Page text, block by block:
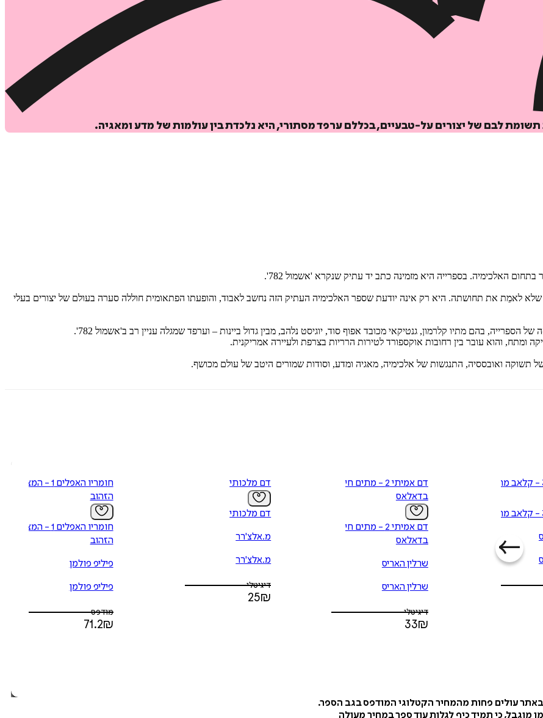
₪32 מחיר קודם: ₪42
לבם של יצורים על-טבעיים, בכללם ערפד מסתורי, היא נלכדת בין עולמות של מדע ומאגיה.
האלכימיה. בספרייה היא מזמינה כתב יד עתיק שנקרא 'אשמול 782'.
לאמֵת את תחושתה. היא רק אינה יודעת שספר האלכימיה העתיק הזה נחשב לאבוד, והופעתו הפתאומית חוללה סערה בעולם של יצורים בעלי
בהם מתיו קלרמון, גנטיקאי מכובד אפוף סוד, יוגיסט נלהב, מבין גדול ביינות – וערפד שמגלה עניין רב ב'אשמול 782'.
ומתח, והוא עובר בין רחובות אוקספורד לטירות הרריות בצרפת ולעיירה אמריקנית.
תשוקה ואובססיה, התנגשות של אלכימיה, מאגיה ומדע, וסודות שמורים היטב של עולם מכושף.
דם אמיתי 2 - מתים חיים
בדאלאס
דם אמיתי 2 - מתים חיים
בדאלאס
שרלין האריס
שרלין האריס
דיגיטלי
33₪
דם מלכותי
דם מלכותי
מ.אלצ'רר
מ.אלצ'רר
דיגיטלי
25₪
חומריו האפלים 1 - המצפן
הזהוב
חומריו האפלים 1 - המצפן
הזהוב
פיליפ פולמן
פיליפ פולמן
מודפס
71.2₪
עולים פחות מהמחיר הקטלוגי המודפס בגב הספר.
מוגבל, כי תמיד כיף לגלות עוד ספר במחיר מעולה